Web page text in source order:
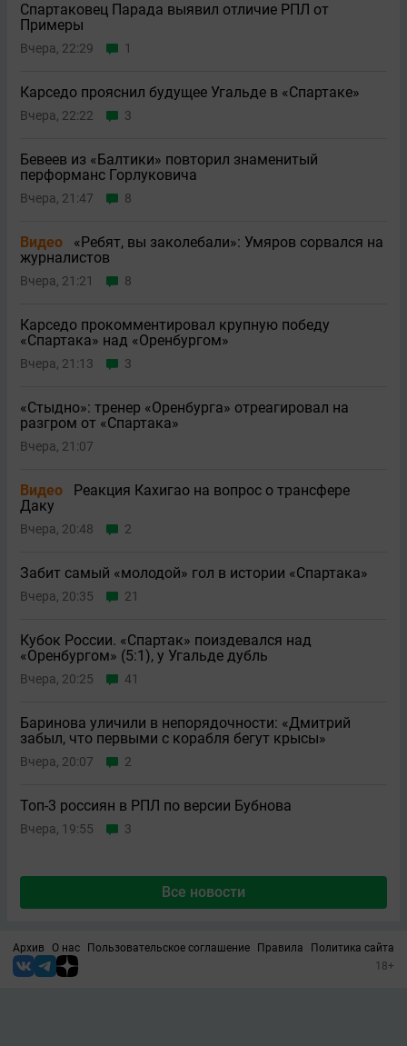
Спартаковец Парада выявил отличие РПЛ от
Примеры
Вчера, 22:29 1
Карседо прояснил будущее Угальде в «Спартаке»
Вчера, 22:22 3
Бевеев из «Балтики» повторил знаменитый
перформанс Горлуковича
Вчера, 21:47 8
Видео
«Ребят, вы заколебали»: Умяров сорвался на
журналистов
Вчера, 21:21 8
Карседо прокомментировал крупную победу
«Спартака» над «Оренбургом»
Вчера, 21:13 3
«Стыдно»: тренер «Оренбурга» отреагировал на
разгром от «Спартака»
Вчера, 21:07
Видео
Реакция Кахигао на вопрос о трансфере
Даку
Вчера, 20:48 2
Забит самый «молодой» гол в истории «Спартака»
Вчера, 20:35 21
Кубок России. «Спартак» поиздевался над
«Оренбургом» (5:1), у Угальде дубль
Вчера, 20:25 41
Баринова уличили в непорядочности: «Дмитрий
забыл, что первыми с корабля бегут крысы»
Вчера, 20:07 2
Топ-3 россиян в РПЛ по версии Бубнова
Вчера, 19:55 3
Все новости
Архив О нас Пользовательское соглашение Правила
Политика сайта
18+